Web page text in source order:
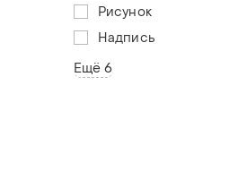
Рисунок
Надпись
Ещё 6